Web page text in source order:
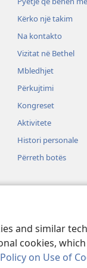
and similar
cookies,
on Use of
Kërko një takim
Na kontakto
Vizitat në Bethel
Mbledhjet
Përkujtimi
Kongreset
Aktivitete
Histori personale
Përreth botës